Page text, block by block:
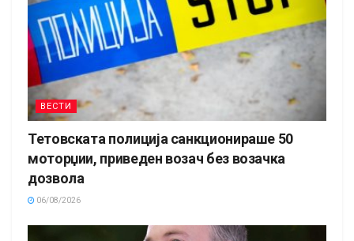
ВЕСТИ
Тетовската полиција санкционираше 50
моторџии, приведен возач без возачка
дозвола
06/08/2026